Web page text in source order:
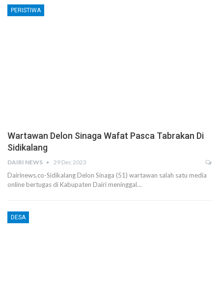
PERISTIWA
Wartawan Delon Sinaga Wafat Pasca Tabrakan Di
Sidikalang
DAIRI NEWS 29 Dec 2023
Dairinews.co-Sidikalang Delon Sinaga (51) wartawan salah satu media
online bertugas di Kabupaten Dairi meninggal…
DESA